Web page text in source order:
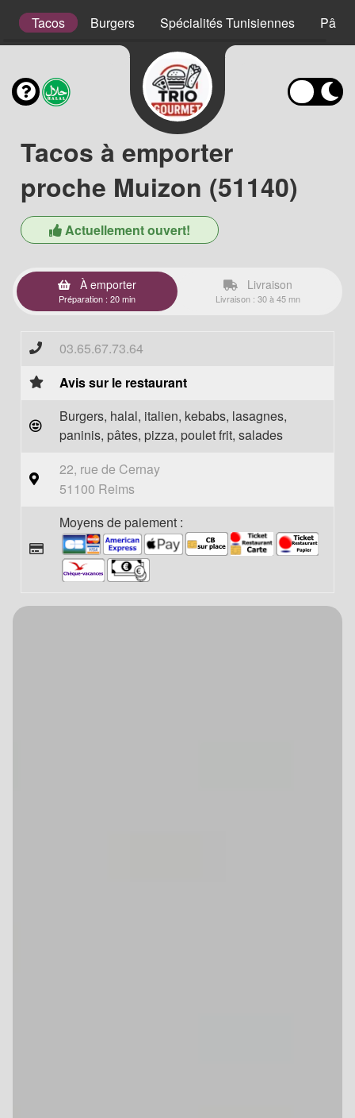
Tacos Burgers Spécialités Tunisiennes Pâtes
Tacos à emporter
proche Muizon (51140)
Actuellement ouvert!
À emporter
Préparation : 20 min
Livraison
Livraison : 30 à 45 mn
03.65.67.73.64
Avis sur le restaurant
Burgers, halal, italien, kebabs, lasagnes,
paninis, pâtes, pizza, poulet frit, salades
22, rue de Cernay
51100 Reims
Moyens de paiement :